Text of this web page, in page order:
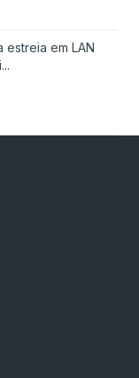
estreia em LAN